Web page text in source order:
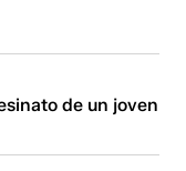
de un joven